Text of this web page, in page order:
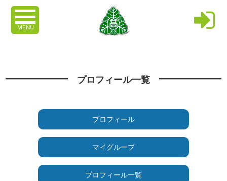
MENU
プロフィール一覧
プロフィール
マイグループ
プロフィール一覧